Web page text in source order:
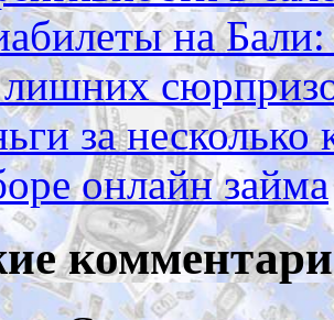
на Бали:
лишних
за
онлайн займа